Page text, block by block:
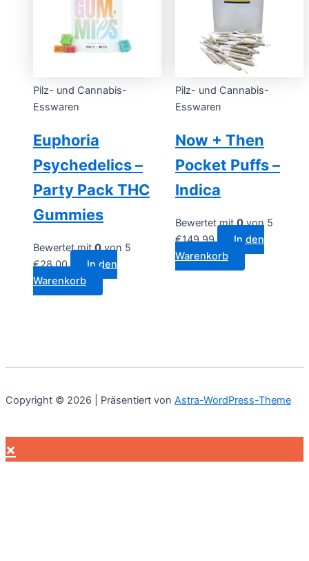
Pilz- und Cannabis-
Esswaren
Euphoria
Psychedelics –
Party Pack THC
Gummies
Bewertet mit0von 5
€28.00
In den
Warenkorb
Pilz- und Cannabis-
Esswaren
Now + Then
Pocket Puffs –
Indica
Bewertet mit0von 5
€149.99
In den
Warenkorb
Copyright © 2026 | Präsentiert von Astra-WordPress-Theme
×